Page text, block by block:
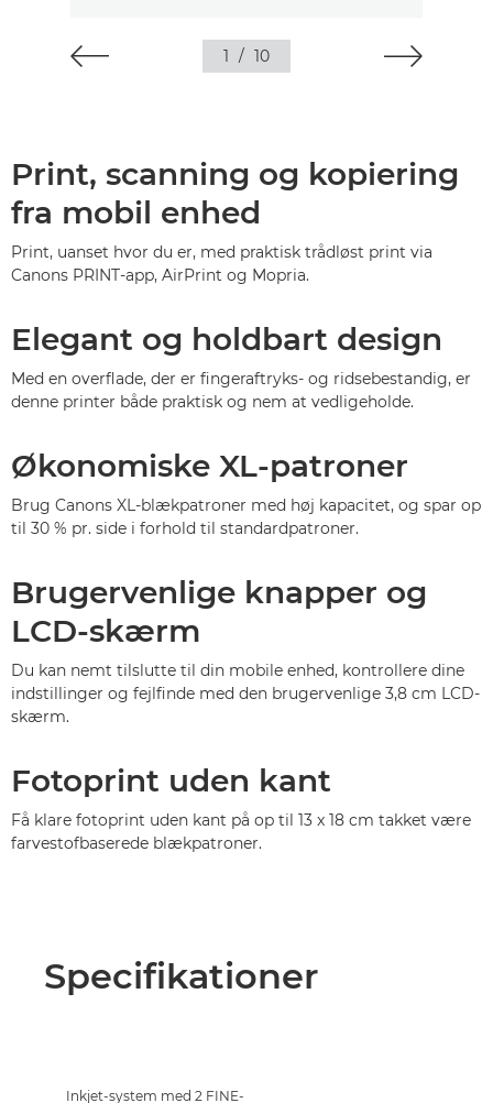
1 / 10
Print, scanning og kopiering
fra mobil enhed
Print, uanset hvor du er, med praktisk trådløst print via
Canons PRINT-app, AirPrint og Mopria.
Elegant og holdbart design
Med en overflade, der er fingeraftryks- og ridsebestandig, er
denne printer både praktisk og nem at vedligeholde.
Økonomiske XL-patroner
Brug Canons XL-blækpatroner med høj kapacitet, og spar op
til 30 % pr. side i forhold til standardpatroner.
Brugervenlige knapper og
LCD-skærm
Du kan nemt tilslutte til din mobile enhed, kontrollere dine
indstillinger og fejlfinde med den brugervenlige 3,8 cm LCD-
skærm.
Fotoprint uden kant
Få klare fotoprint uden kant på op til 13 x 18 cm takket være
farvestofbaserede blækpatroner.
Specifikationer
Inkjet-system med 2 FINE-